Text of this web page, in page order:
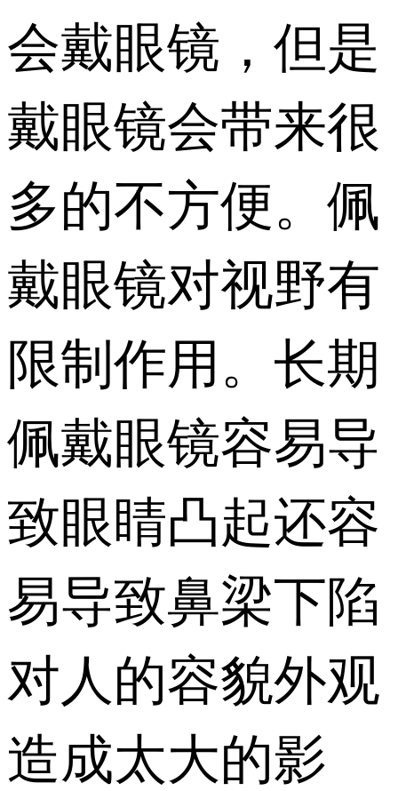
会戴眼镜，但是
戴眼镜会带来很
多的不方便。佩
戴眼镜对视野有
限制作用。长期
佩戴眼镜容易导
致眼睛凸起还容
易导致鼻梁下陷
对人的容貌外观
造成太大的影